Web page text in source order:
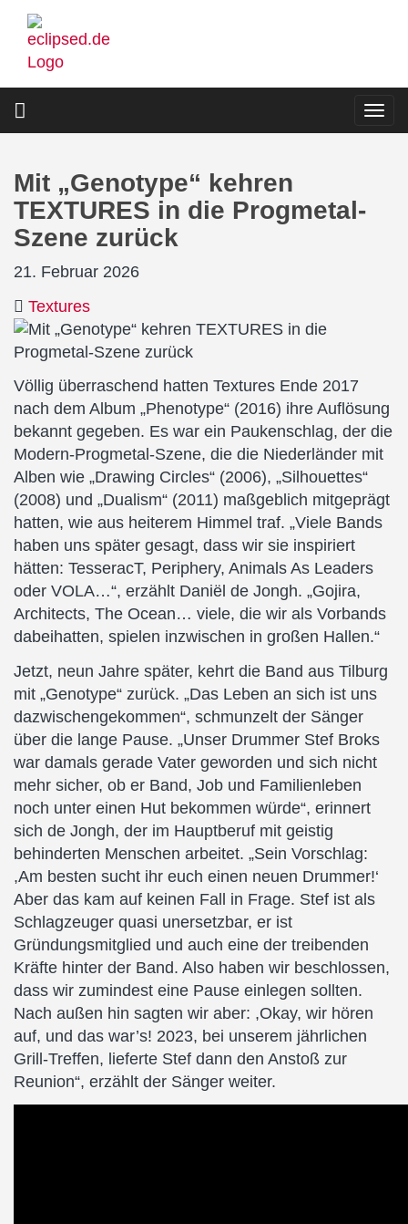
Direkt
zum
Inhalt
Mit „Genotype“ kehren
TEXTURES in die Progmetal-
Szene zurück
21. Februar 2026
Textures
Völlig überraschend hatten Textures Ende 2017
nach dem Album „Phenotype“ (2016) ihre Auflösung
bekannt gegeben. Es war ein Paukenschlag, der die
Modern-Progmetal-Szene, die die Niederländer mit
Alben wie „Drawing Circles“ (2006), „Silhouettes“
(2008) und „Dualism“ (2011) maßgeblich mitgeprägt
hatten, wie aus heiterem Himmel traf. „Viele Bands
haben uns später gesagt, dass wir sie inspiriert
hätten: TesseracT, Periphery, Animals As Leaders
oder VOLA…“, erzählt Daniël de Jongh. „Gojira,
Architects, The Ocean… viele, die wir als Vorbands
dabeihatten, spielen inzwischen in großen Hallen.“
Jetzt, neun Jahre später, kehrt die Band aus Tilburg
mit „Genotype“ zurück. „Das Leben an sich ist uns
dazwischengekommen“, schmunzelt der Sänger
über die lange Pause. „Unser Drummer Stef Broks
war damals gerade Vater geworden und sich nicht
mehr sicher, ob er Band, Job und Familienleben
noch unter einen Hut bekommen würde“, erinnert
sich de Jongh, der im Hauptberuf mit geistig
behinderten Menschen arbeitet. „Sein Vorschlag:
,Am besten sucht ihr euch einen neuen Drummer!‘
Aber das kam auf keinen Fall in Frage. Stef ist als
Schlagzeuger quasi unersetzbar, er ist
Gründungsmitglied und auch eine der treibenden
Kräfte hinter der Band. Also haben wir beschlossen,
dass wir zumindest eine Pause einlegen sollten.
Nach außen hin sagten wir aber: ,Okay, wir hören
auf, und das war’s! 2023, bei unserem jährlichen
Grill-Treffen, lieferte Stef dann den Anstoß zur
Reunion“, erzählt der Sänger weiter.